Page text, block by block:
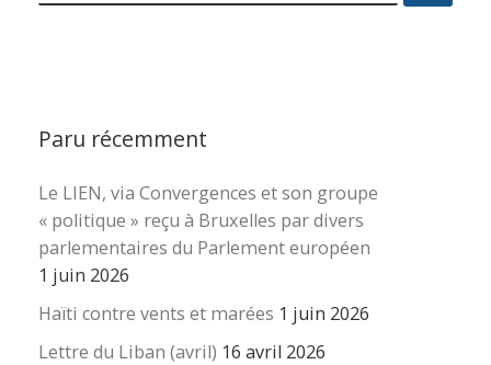
Paru récemment
Le LIEN, via Convergences et son groupe
« politique » reçu à Bruxelles par divers
parlementaires du Parlement européen
1 juin 2026
Haïti contre vents et marées 1 juin 2026
Lettre du Liban (avril) 16 avril 2026